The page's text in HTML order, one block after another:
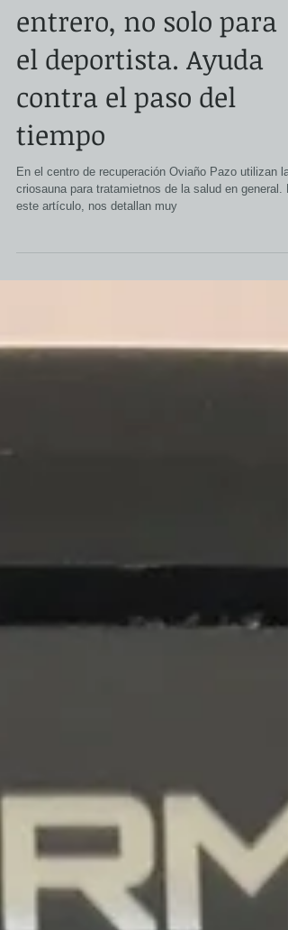
Crioterapia de cuerpo
entrero, no solo para
el deportista. Ayuda
contra el paso del
tiempo
En el centro de recuperación Oviaño Pazo utilizan la